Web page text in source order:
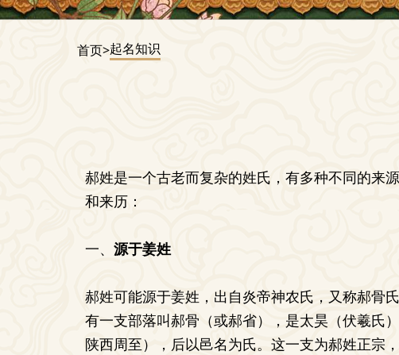
首页>起名知识
郝姓是一个古老而复杂的姓氏，有多种不同的来
和来历：
一、 源于姜姓
郝姓可能源于姜姓，出自炎帝神农氏，又称郝骨
有一支部落叫郝骨（或郝省），是太昊（伏羲氏
陕西周至），后以邑名为氏。这一支为郝姓正宗